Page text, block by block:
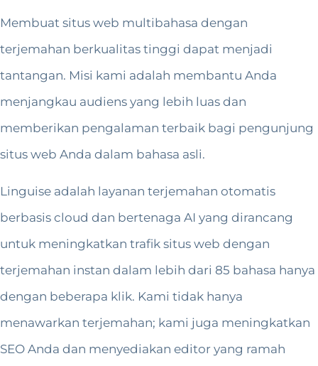
Membuat situs web multibahasa dengan
terjemahan berkualitas tinggi dapat menjadi
tantangan. Misi kami adalah membantu Anda
menjangkau audiens yang lebih luas dan
memberikan pengalaman terbaik bagi pengunjung
situs web Anda dalam bahasa asli.
Linguise adalah layanan terjemahan otomatis
berbasis cloud dan bertenaga AI yang dirancang
untuk meningkatkan trafik situs web dengan
terjemahan instan dalam lebih dari 85 bahasa hanya
dengan beberapa klik. Kami tidak hanya
menawarkan terjemahan; kami juga meningkatkan
SEO Anda dan menyediakan editor yang ramah